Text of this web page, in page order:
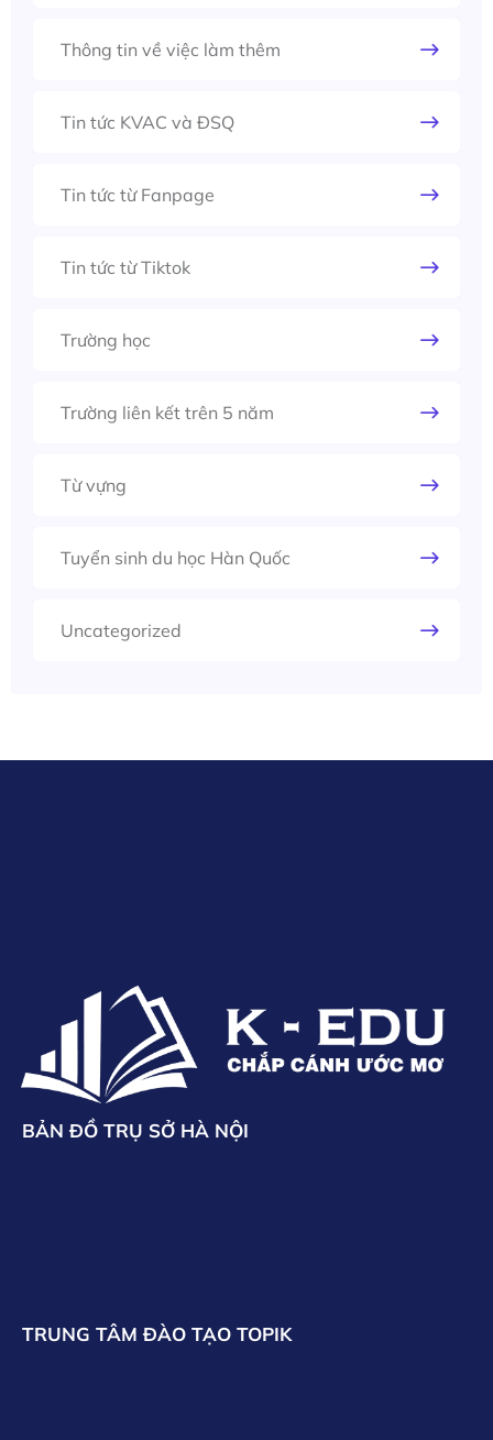
Thông tin về việc làm thêm
Tin tức KVAC và ĐSQ
Tin tức từ Fanpage
Tin tức từ Tiktok
Trường học
Trường liên kết trên 5 năm
Từ vựng
Tuyển sinh du học Hàn Quốc
Uncategorized
BẢN ĐỒ TRỤ SỞ HÀ NỘI
TRUNG TÂM ĐÀO TẠO TOPIK